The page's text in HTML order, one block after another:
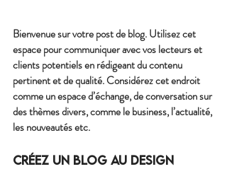
Bienvenue sur votre post de blog. Utilisez cet
espace pour communiquer avec vos lecteurs et
clients potentiels en rédigeant du contenu
pertinent et de qualité. Considérez cet endroit
comme un espace d’échange, de conversation sur
des thèmes divers, comme le business, l’actualité,
les nouveautés etc.
Créez un blog au design